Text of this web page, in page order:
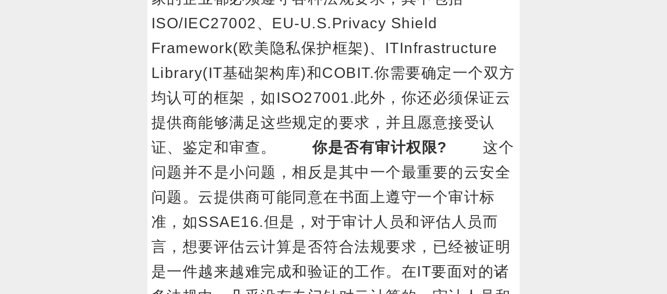
ISO/IEC27002、EU-U.S.Privacy Shield
Framework(欧美隐私保护框架)、ITInfrastructure
Library(IT基础架构库)和COBIT.你需要确定一个双方
均认可的框架，如ISO27001.此外，你还必须保证云
提供商能够满足这些规定的要求，并且愿意接受认
证、鉴定和审查。你是否有审计权限? 这个
问题并不是小问题，相反是其中一个最重要的云安全
问题。云提供商可能同意在书面上遵守一个审计标
准，如SSAE16.但是，对于审计人员和评估人员而
言，想要评估云计算是否符合法规要求，已经被证明
是一件越来越难完成和验证的工作。在IT要面对的诸